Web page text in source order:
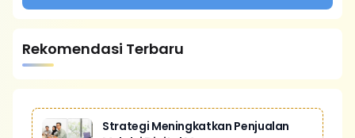
Rekomendasi Terbaru
Strategi Meningkatkan Penjualan